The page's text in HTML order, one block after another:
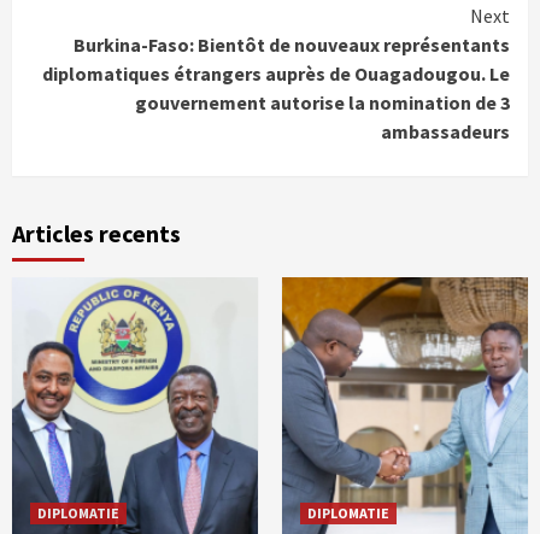
Next
Burkina-Faso: Bientôt de nouveaux représentants
diplomatiques étrangers auprès de Ouagadougou. Le
gouvernement autorise la nomination de 3
ambassadeurs
Articles recents
DIPLOMATIE DIPLOMATIE